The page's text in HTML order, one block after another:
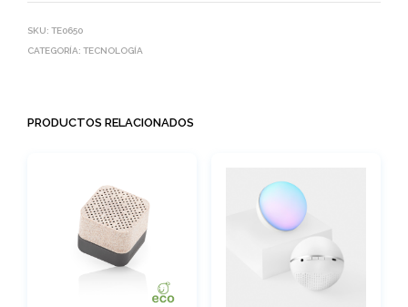
SKU: TE0650
CATEGORÍA: TECNOLOGÍA
PRODUCTOS RELACIONADOS